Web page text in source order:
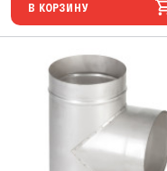
В КОРЗИНУ